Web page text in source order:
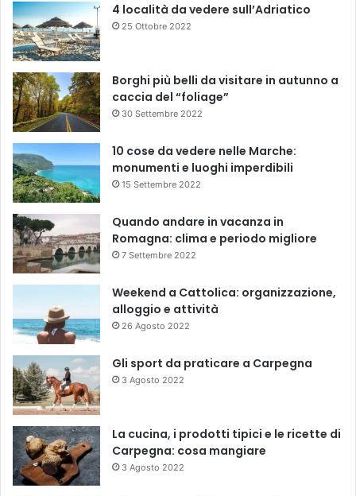
4 località da vedere sull’Adriatico
25 Ottobre 2022
Borghi più belli da visitare in autunno a
caccia del “foliage”
30 Settembre 2022
10 cose da vedere nelle Marche:
monumenti e luoghi imperdibili
15 Settembre 2022
Quando andare in vacanza in
Romagna: clima e periodo migliore
7 Settembre 2022
Weekend a Cattolica: organizzazione,
alloggio e attività
26 Agosto 2022
Gli sport da praticare a Carpegna
3 Agosto 2022
La cucina, i prodotti tipici e le ricette di
Carpegna: cosa mangiare
3 Agosto 2022